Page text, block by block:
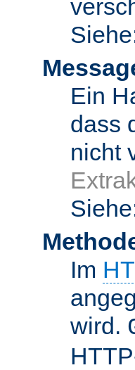
Ein
dass
nicht
Im
wird.